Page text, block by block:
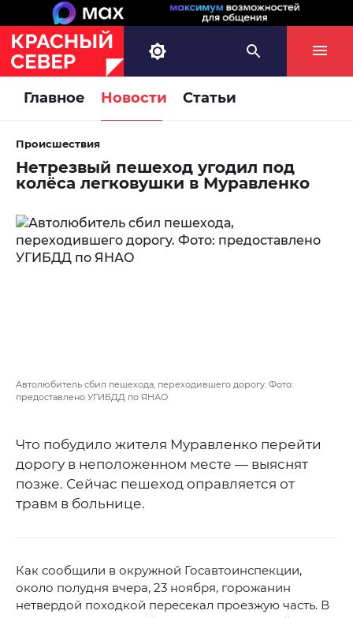
Главное Новости Статьи
Происшествия
Нетрезвый пешеход угодил под
колёса легковушки в Муравленко
Автолюбитель сбил пешехода, переходившего дорогу. Фото:
предоставлено УГИБДД по ЯНАО
Что побудило жителя Муравленко перейти
дорогу в неположенном месте — выяснят
позже. Сейчас пешеход оправляется от
травм в больнице.
Как сообщили в окружной Госавтоинспекции,
около полудня вчера, 23 ноября, горожанин
нетвердой походкой пересекал проезжую часть. В